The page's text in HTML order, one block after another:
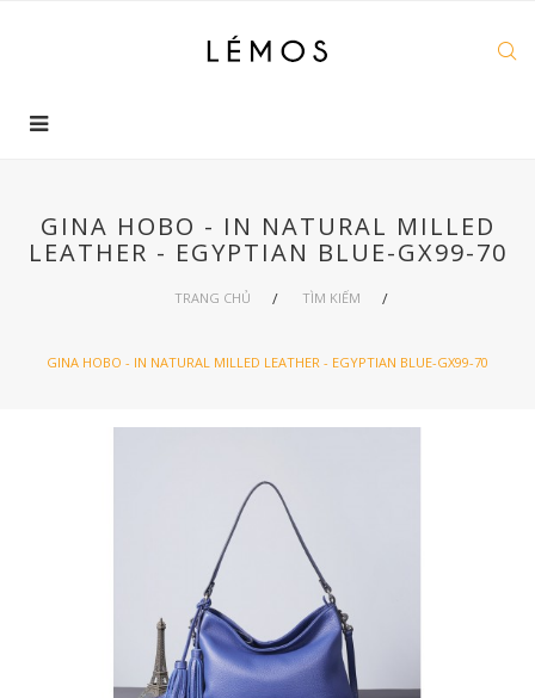
GINA HOBO - IN NATURAL MILLED
LEATHER - EGYPTIAN BLUE-GX99-70
TRANG CHỦ TÌM KIẾM
GINA HOBO - IN NATURAL MILLED LEATHER - EGYPTIAN BLUE-GX99-70